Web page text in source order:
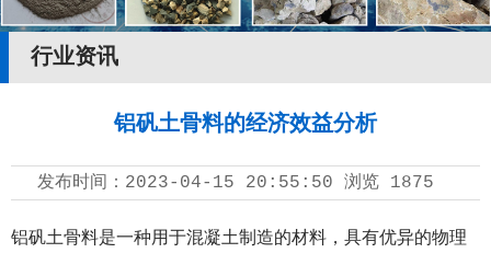
行业资讯
铝矾土骨料的经济效益分析
发布时间： 2023-04-15 20:55:50 浏览 1875
铝矾土骨料是一种用于混凝土制造的材料，具有优异的物理